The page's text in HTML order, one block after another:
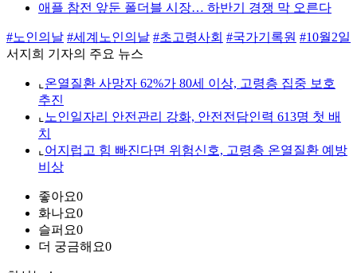
애플 참전 앞둔 폴더블 시장… 하반기 경쟁 막 오른다
#노인의날 #세계노인의날 #초고령사회 #국가기록원 #10월2일
서지희 기자의 주요 뉴스
⌞ 온열질환 사망자 62%가 80세 이상, 고령층 집중 보호
추진
⌞ 노인일자리 안전관리 강화, 안전전담인력 613명 첫 배
치
⌞ 어지럽고 힘 빠진다면 위험신호, 고령층 온열질환 예방
비상
좋아요0
화나요0
슬퍼요0
더 궁금해요0